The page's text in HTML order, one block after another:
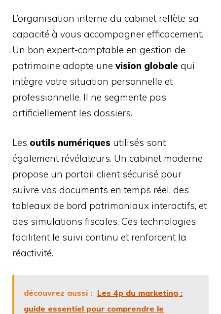
L’organisation interne du cabinet reflète sa
capacité à vous accompagner efficacement.
Un bon expert-comptable en gestion de
patrimoine adopte une vision globale qui
intègre votre situation personnelle et
professionnelle. Il ne segmente pas
artificiellement les dossiers.
Les outils numériques utilisés sont
également révélateurs. Un cabinet moderne
propose un portail client sécurisé pour
suivre vos documents en temps réel, des
tableaux de bord patrimoniaux interactifs, et
des simulations fiscales. Ces technologies
facilitent le suivi continu et renforcent la
réactivité.
découvrez aussi : Les 4p du marketing :
guide essentiel pour comprendre le